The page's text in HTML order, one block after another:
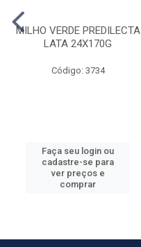
MILHO VERDE PREDILECTA
LATA 24X170G
Código: 3734
Faça seu login ou
cadastre-se para
ver preços e
comprar